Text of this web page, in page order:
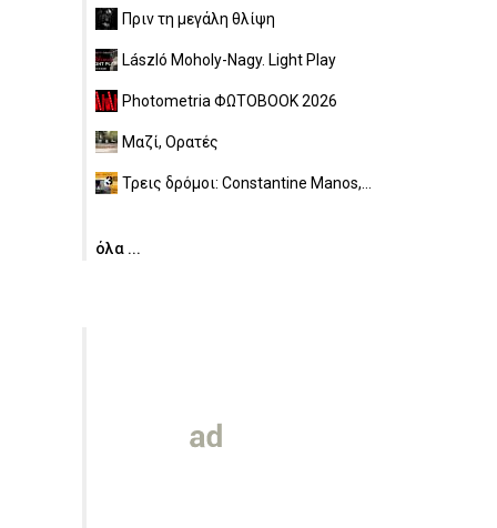
Πριν τη μεγάλη θλίψη
László Moholy-Nagy. Light Play
Photometria ΦΩΤΟBOOK 2026
Μαζί, Ορατές
Τρεις δρόμοι: Constantine Manos,...
όλα ...